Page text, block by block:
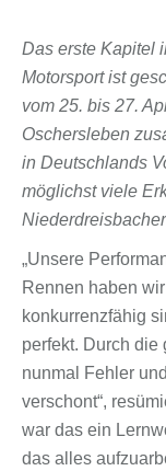
Das erste Kapitel
Motorsport ist
vom 25. bis 27.
Oschersleben
in Deutschlands
möglichst viele
„Unsere
Rennen haben
konkurrenzfähig
perfekt. Durch die
nunmal Fehler
verschont“,
war das ein
das alles